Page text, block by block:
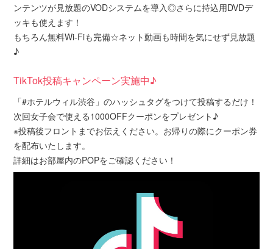
ンテンツが見放題のVODシステムを導入◎さらに持込用DVDデ
ッキも使えます！
もちろん無料Wi-Fiも完備☆ネット動画も時間を気にせず見放題
♪
TikTok投稿キャンペーン実施中♪
「#ホテルウィル渋谷」のハッシュタグをつけて投稿するだけ！
次回女子会で使える1000OFFクーポンをプレゼント♪
※投稿後フロントまでお伝えください。お帰りの際にクーポン券
を配布いたします。
詳細はお部屋内のPOPをご確認ください！